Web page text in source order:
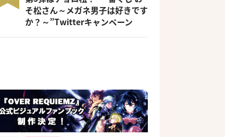
そ松さん～メガネ男子は好きです
か？～”Twitterキャンペーン